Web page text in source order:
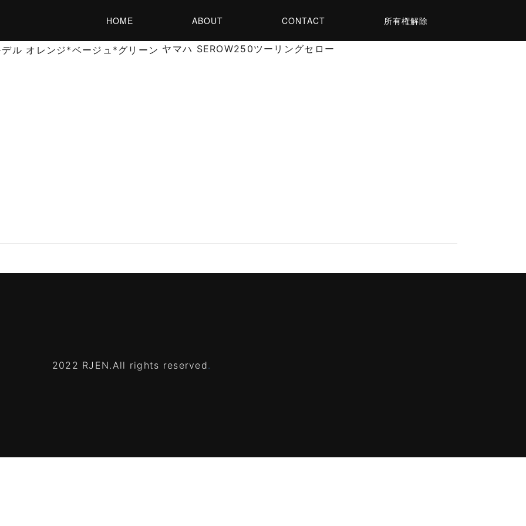
HOME ABOUT CONTACT 所有権解除
ヤマハ SEROW250ツーリングセロー
2022 RJEN.All rights reserved.